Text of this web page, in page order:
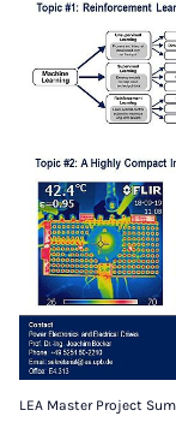
LEA Master Project